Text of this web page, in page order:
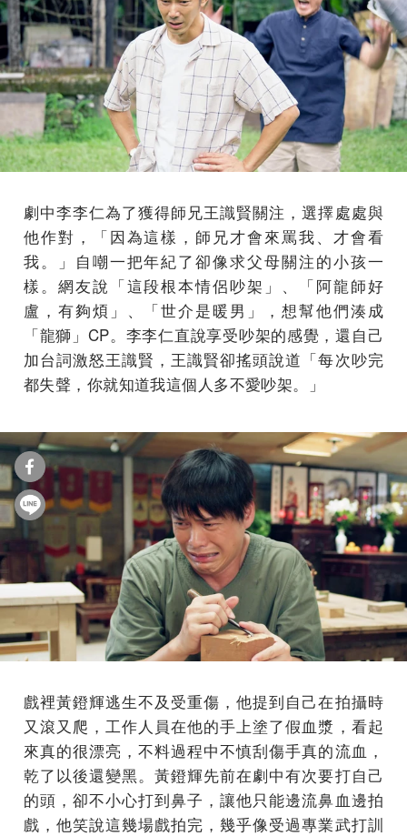
劇中李李仁為了獲得師兄王識賢關注，選擇處處與
他作對，「因為這樣，師兄才會來罵我、才會看
我。」自嘲一把年紀了卻像求父母關注的小孩一
樣。網友說「這段根本情侶吵架」、「阿龍師好
盧，有夠煩」、「世介是暖男」，想幫他們湊成
「龍獅」CP。李李仁直說享受吵架的感覺，還自己
加台詞激怒王識賢，王識賢卻搖頭說道「每次吵完
都失聲，你就知道我這個人多不愛吵架。」
戲裡黃鐙輝逃生不及受重傷，他提到自己在拍攝時
又滾又爬，工作人員在他的手上塗了假血漿，看起
來真的很漂亮，不料過程中不慎刮傷手真的流血，
乾了以後還變黑。黃鐙輝先前在劇中有次要打自己
的頭，卻不小心打到鼻子，讓他只能邊流鼻血邊拍
戲，他笑說這幾場戲拍完，幾乎像受過專業武打訓